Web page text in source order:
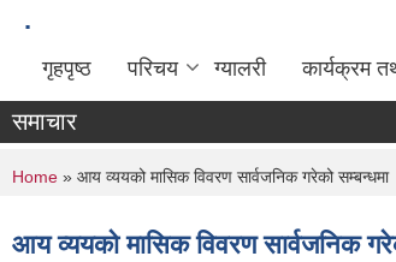
.
गृहपृष्ठ परिचय ग्यालरी कार्यक्रम
समाचार
You are here
Home » आय व्ययको मासिक विवरण सार्वजनिक गरेको सम्बन्धमा
आय व्ययको मासिक विवरण सार्वजनिक